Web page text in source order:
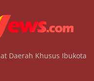
Daerah Khusus Ibukota